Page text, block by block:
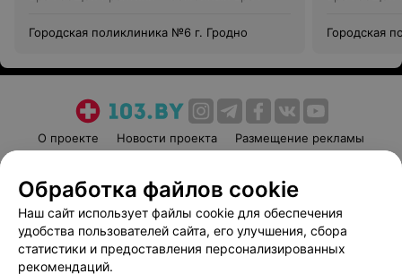
Городская поликлиника №6 г. Гродно Городская
О проекте Новости проекта
Размещение рекламы
Пользовательское соглашение
Способы оплаты
Вакансии
Партнеры
Написать руководителю 103.by
Обработка файлов cookie
Наш сайт использует файлы cookie для обеспечения
удобства пользователей сайта, его улучшения, сбора
статистики и предоставления персонализированных
рекомендаций.